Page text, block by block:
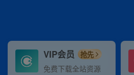
VIP会员 抢先
免费下载全站资源